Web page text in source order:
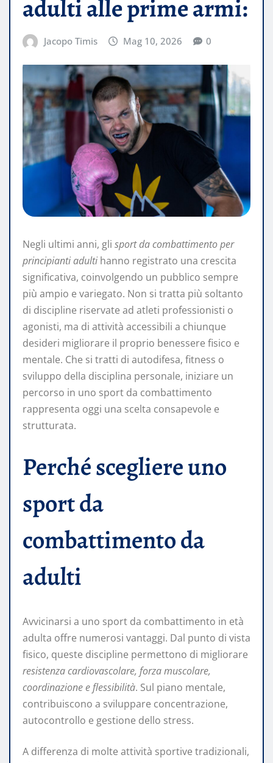
adulti alle prime armi:
Jacopo Timis Mag 10, 2026 0
Negli ultimi anni, gli sport da combattimento per
principianti adulti hanno registrato una crescita
significativa, coinvolgendo un pubblico sempre
più ampio e variegato. Non si tratta più soltanto
di discipline riservate ad atleti professionisti o
agonisti, ma di attività accessibili a chiunque
desideri migliorare il proprio benessere fisico e
mentale. Che si tratti di autodifesa, fitness o
sviluppo della disciplina personale, iniziare un
percorso in uno sport da combattimento
rappresenta oggi una scelta consapevole e
strutturata.
Perché scegliere uno
sport da
combattimento da
adulti
Avvicinarsi a uno sport da combattimento in età
adulta offre numerosi vantaggi. Dal punto di vista
fisico, queste discipline permettono di migliorare
resistenza cardiovascolare, forza muscolare,
coordinazione e flessibilità. Sul piano mentale,
contribuiscono a sviluppare concentrazione,
autocontrollo e gestione dello stress.
A differenza di molte attività sportive tradizionali,